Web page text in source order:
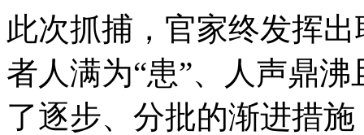
此次抓捕，官家终发挥
者人满为“患”、人声鼎
了逐步、分批的渐进措